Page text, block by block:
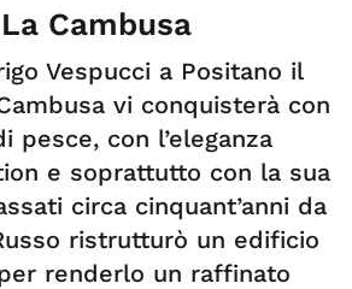
Cambusa
Vespucci a Positano il
vi conquisterà con
pesce, con l’eleganza
e soprattutto con la sua
circa cinquant’anni da
ristrutturò un edificio
renderlo un raffinato